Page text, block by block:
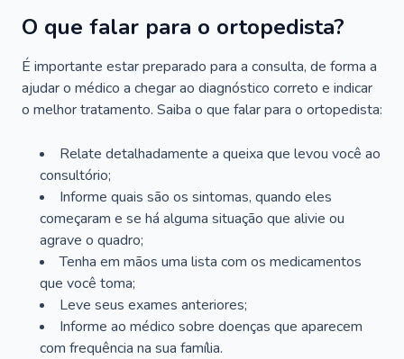
O que falar para o ortopedista?
É importante estar preparado para a consulta, de forma a
ajudar o médico a chegar ao diagnóstico correto e indicar
o melhor tratamento. Saiba o que falar para o ortopedista:
Relate detalhadamente a queixa que levou você ao
consultório;
Informe quais são os sintomas, quando eles
começaram e se há alguma situação que alivie ou
agrave o quadro;
Tenha em mãos uma lista com os medicamentos
que você toma;
Leve seus exames anteriores;
Informe ao médico sobre doenças que aparecem
com frequência na sua família.